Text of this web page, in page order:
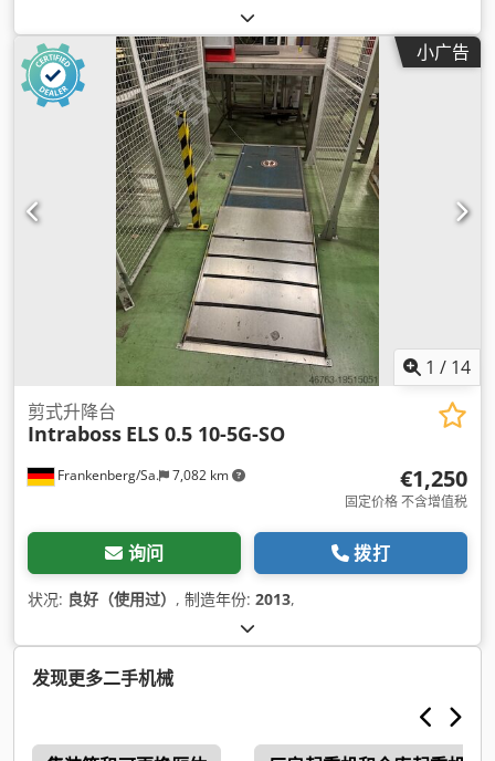
小广告
1 / 14
Frankenberg/Sa. 7,082 km
剪式升降台
Intraboss ELS 0.5 10-5G-SO
€1,250
固定价格 不含增值税
询问 拨打
状况: 良好（使用过） , 制造年份: 2013,
发现更多二手机械